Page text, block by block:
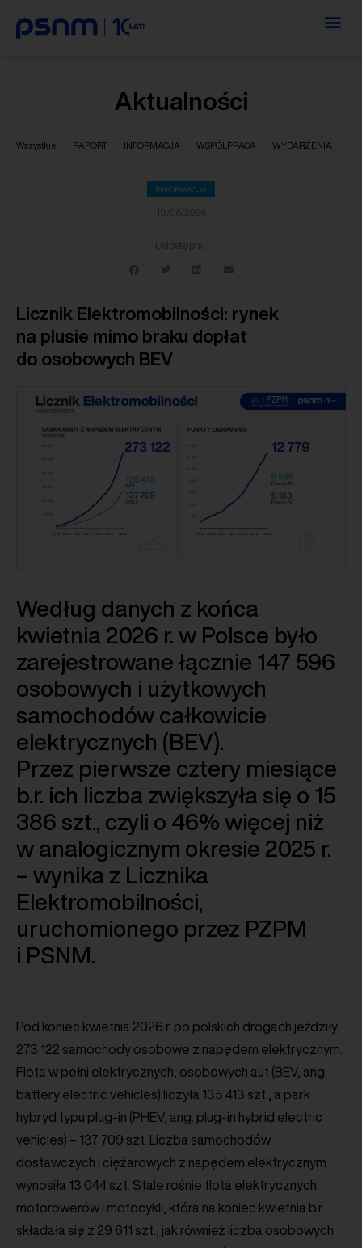
Aktualności
Wszystkie RAPORT INFORMACJA WSPÓŁPRACA WYDARZENIA
INFORMACJA
19/05/2026
Udostępnij:
Licznik Elektromobilności: rynek
na plusie mimo braku dopłat
do osobowych BEV
Według danych z końca
kwietnia 2026 r. w Polsce było
zarejestrowane łącznie 147 596
osobowych i użytkowych
samochodów całkowicie
elektrycznych (BEV).
Przez pierwsze cztery miesiące
b.r. ich liczba zwiększyła się o 15
386 szt., czyli o 46% więcej niż
w analogicznym okresie 2025 r.
– wynika z Licznika
Elektromobilności,
uruchomionego przez PZPM
i PSNM.
Pod koniec kwietnia 2026 r. po polskich drogach jeździły
273 122 samochody osobowe z napędem elektrycznym.
Flota w pełni elektrycznych, osobowych aut (BEV, ang.
battery electric vehicles) liczyła 135 413 szt., a park
hybryd typu plug-in (PHEV, ang. plug-in hybrid electric
vehicles) – 137 709 szt. Liczba samochodów
dostawczych i ciężarowych z napędem elektrycznym
wynosiła 13 044 szt. Stale rośnie flota elektrycznych
motorowerów i motocykli, która na koniec kwietnia b.r.
składała się z 29 611 szt., jak również liczba osobowych